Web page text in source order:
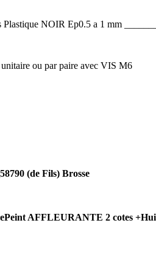
NOIR Ep0.5 a 1 mm
ou par paire avec VIS M6
(de Fils) Brosse
AFFLEURANTE 2 cotes